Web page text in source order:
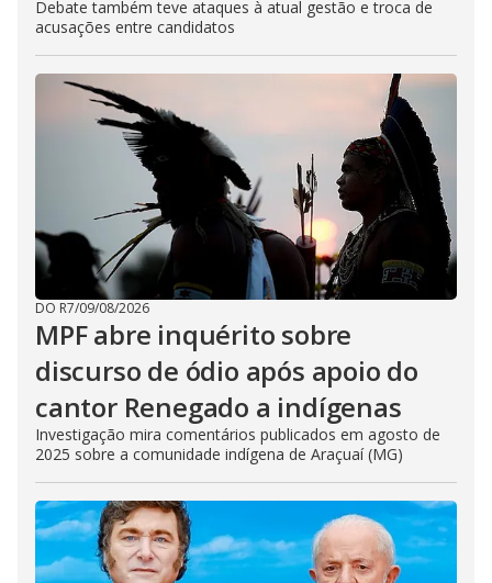
Debate também teve ataques à atual gestão e troca de
acusações entre candidatos
DO R7/09/08/2026
MPF abre inquérito sobre
discurso de ódio após apoio do
cantor Renegado a indígenas
Investigação mira comentários publicados em agosto de
2025 sobre a comunidade indígena de Araçuaí (MG)